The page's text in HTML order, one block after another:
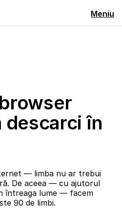
Meniu
descarci în
— limba nu ar trebui
De aceea — cu ajutorul
întreaga lume — facem
90 de limbi.